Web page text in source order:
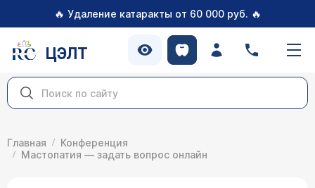
🔥 Удаление катаракты от 60 000 руб. 🔥
ЦЭЛТ
Главная
Конференция
Мастопатия — задать вопрос онлайн